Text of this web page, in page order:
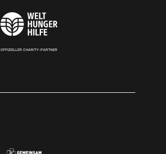
OFFIZIELLER CHARITY-PARTNER